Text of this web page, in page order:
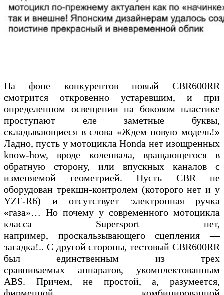
На фоне конкурентов новый CBR600RR
смотрится откровенно устаревшим, и при
определенном освещении на боковом пластике
проступают еле заметные буквы,
складывающиеся в слова «Ждем новую модель!»
Ладно, пусть у мотоцикла Honda нет изощренных
know-how, вроде коленвала, вращающегося в
обратную сторону, или впускных каналов с
изменяемой геометрией. Пусть CBR не
оборудован трекшн-контролем (которого нет и у
YZF-R6) и отсутствует электронная ручка
«газа»… Но почему у современного мотоцикла
класса Supersport нет,
например, проскальзывающего сцепления —
загадка!.. С другой стороны, тестовый CBR600RR
был единственным из трех
сравниваемых аппаратов, укомплектованным
ABS. Причем, не простой, а, разумеется,